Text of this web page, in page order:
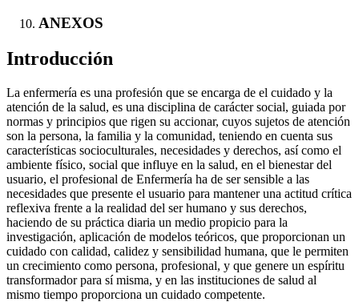
ANEXOS
Introducción
La enfermería es una profesión que se encarga de el cuidado y la
atención de la salud, es una disciplina de carácter social, guiada por
normas y principios que rigen su accionar, cuyos sujetos de atención
son la persona, la familia y la comunidad, teniendo en cuenta sus
características socioculturales, necesidades y derechos, así como el
ambiente físico, social que influye en la salud, en el bienestar del
usuario, el profesional de Enfermería ha de ser sensible a las
necesidades que presente el usuario para mantener una actitud crítica
reflexiva frente a la realidad del ser humano y sus derechos,
haciendo de su práctica diaria un medio propicio para la
investigación, aplicación de modelos teóricos, que proporcionan un
cuidado con calidad, calidez y sensibilidad humana, que le permiten
un crecimiento como persona, profesional, y que genere un espíritu
transformador para sí misma, y en las instituciones de salud al
mismo tiempo proporciona un cuidado competente.